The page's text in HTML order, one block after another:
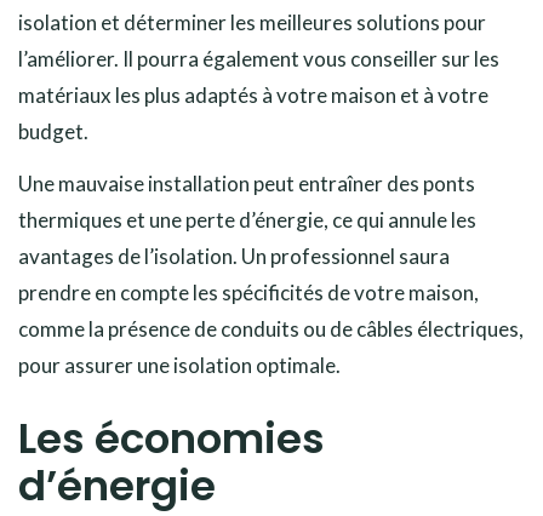
isolation et déterminer les meilleures solutions pour
l’améliorer. Il pourra également vous conseiller sur les
matériaux les plus adaptés à votre maison et à votre
budget.
Une mauvaise installation peut entraîner des ponts
thermiques et une perte d’énergie, ce qui annule les
avantages de l’isolation. Un professionnel saura
prendre en compte les spécificités de votre maison,
comme la présence de conduits ou de câbles électriques,
pour assurer une isolation optimale.
Les économies
d’énergie